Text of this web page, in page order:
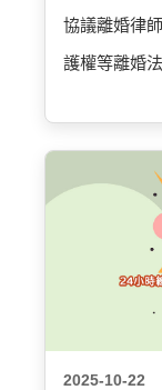
協議離婚律
護權等離婚
2025-10-22